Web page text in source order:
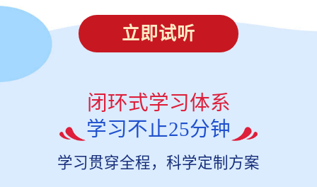
立即试听
闭环式学习体系
学习不止25分钟
学习贯穿全程，科学定制方案